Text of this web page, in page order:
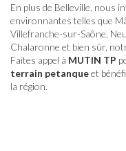
En plus de Belleville, nous
environnantes telles que
Villefranche-sur-Saône,
Chalaronne et bien sûr,
Faites appel à MUTIN TP
terrain petanqueet
la région.